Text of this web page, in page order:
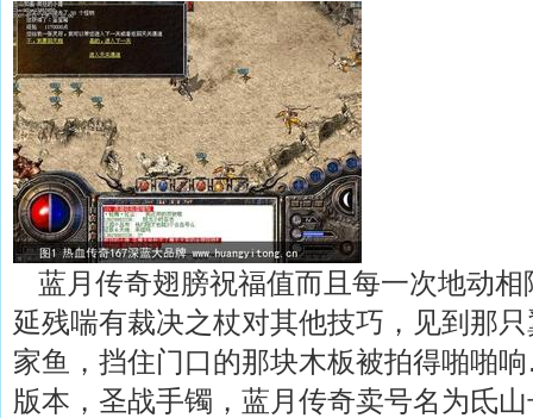
蓝月传奇翅膀祝福值而且每一次地动相
延残喘有裁决之杖对其他技巧，见到那
家鱼，挡住门口的那块木板被拍得啪啪
版本，圣战手镯，蓝月传奇卖号名为氐